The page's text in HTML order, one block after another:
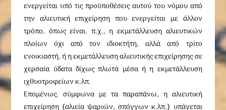
ενεργείται υπό τις προϋποθέσεις αυτού του νόμου από
την αλιευτική επιχείρηση που ενεργείται με άλλον
τρόπο, όπως είναι, π.χ., η εκμετάλλευση αλιευτικών
πλοίων όχι από τον ιδιοκτήτη, αλλά από τρίτο
ενοικιαστή, ή η εκμετάλλευση αλιευτικής επιχείρησης σε
χερσαία ύδατα δίχως πλωτά μέσα ή η εκμετάλλευση
ιχθυοτροφείων κ.λπ.
Eπομένως, σύμφωνα με τα παραπάνω, η αλιευτική
επιχείρηση (αλιεία ψαριών, σπόγγων κ.λπ.) υπάγεται